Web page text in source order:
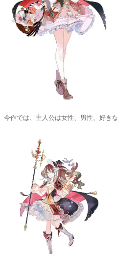
今作では、主人公は女性、男性、好き